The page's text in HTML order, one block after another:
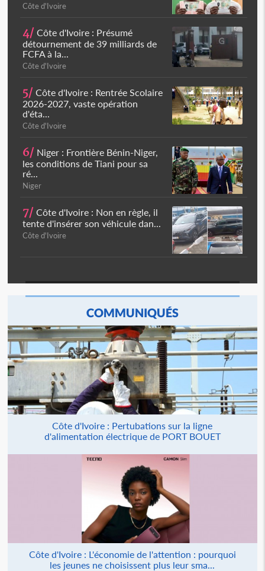
Côte d'Ivoire
4/ Côte d'Ivoire : Présumé
détournement de 39 milliards de
FCFA à la...
Côte d'Ivoire
5/ Côte d'Ivoire : Rentrée Scolaire
2026-2027, vaste opération
d'éta...
Côte d'Ivoire
6/ Niger : Frontière Bénin-Niger,
les conditions de Tiani pour sa
ré...
Niger
7/ Côte d'Ivoire : Non en règle, il
tente d'insérer son véhicule dan...
Côte d'Ivoire
COMMUNIQUÉS
Côte d'Ivoire : Pertubations sur la ligne
d'alimentation électrique de PORT BOUET
Côte d'Ivoire : L'économie de l'attention : pourquoi
les jeunes ne choisissent plus leur sma...